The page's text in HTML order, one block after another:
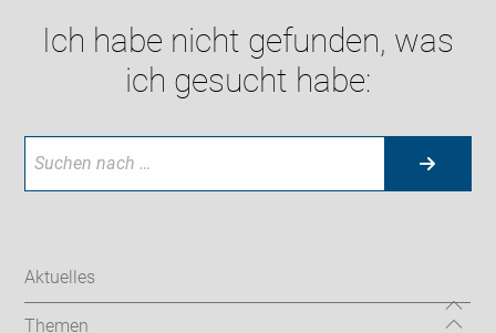
Ich habe nicht gefunden, was
ich gesucht habe:
Aktuelles
Themen